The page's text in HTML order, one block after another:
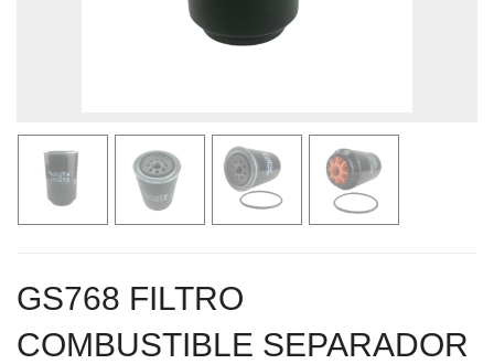
GS768 FILTRO
COMBUSTIBLE SEPARADOR